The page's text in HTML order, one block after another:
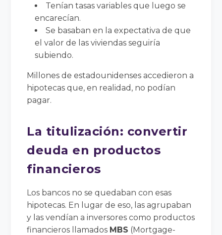
Tenían tasas variables que luego se
encarecían.
Se basaban en la expectativa de que
el valor de las viviendas seguiría
subiendo.
Millones de estadounidenses accedieron a
hipotecas que, en realidad, no podían
pagar.
La titulización: convertir
deuda en productos
financieros
Los bancos no se quedaban con esas
hipotecas. En lugar de eso, las agrupaban
y las vendían a inversores como productos
financieros llamados MBS (Mortgage-